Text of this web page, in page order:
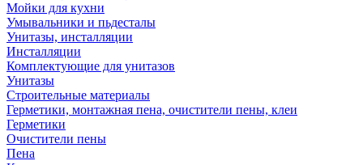
Мойки для кухни
Умывальники и пьдесталы
Унитазы, инсталляции
Инсталляции
Комплектующие для унитазов
Унитазы
Строительные материалы
Герметики, монтажная пена, очистители пены, клеи
Герметики
Очистители пены
Пена